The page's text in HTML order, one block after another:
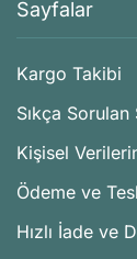
Sayfalar
Kargo Takibi
Sıkça
Kişisel
Ödeme ve
Hızlı İade ve